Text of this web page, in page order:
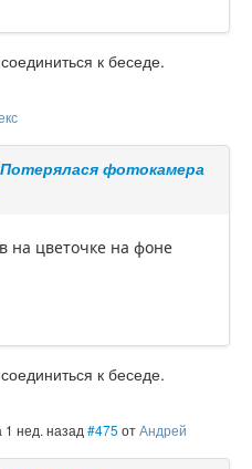
к беседе.
фотокамера
на цветочке на фоне
к беседе.
1 нед. назад #475 отАндрей